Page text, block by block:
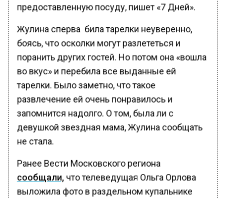
предоставленную посуду, пишет «7 Дней».
Жулина сперва била тарелки неуверенно,
боясь, что осколки могут разлететься и
поранить других гостей. Но потом она «вошла
во вкус» и перебила все выданные ей
тарелки. Было заметно, что такое
развлечение ей очень понравилось и
запомнится надолго. О том, была ли с
девушкой звездная мама, Жулина сообщать
не стала.
Ранее Вести Московского региона
сообщали, что телеведущая Ольга Орлова
выложила фото в раздельном купальнике